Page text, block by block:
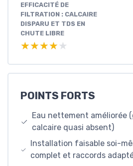
EFFICACITÉ DE
FILTRATION : CALCAIRE
DISPARU ET TDS EN
CHUTE LIBRE
★★★★★
★★★★★
POINTS FORTS
Eau nettement améliorée
calcaire quasi absent)
Installation faisable soi-
complet et raccords